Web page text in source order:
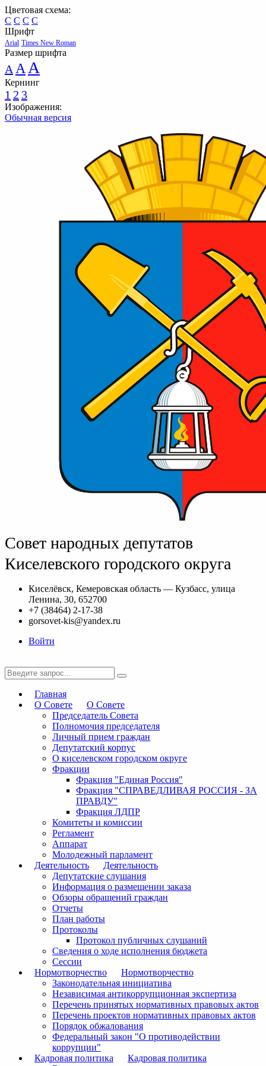
Цветовая схема:
C C C C
Шрифт
Arial Times New Roman
Размер шрифта
A A A
Кернинг
1 2 3
Изображения:
Обычная версия
Совет народных депутатов
Киселевского городского округа
Киселёвск, Кемеровская область — Кузбасс, улица
Ленина, 30, 652700
+7 (38464) 2-17-38
gorsovet-kis@yandex.ru
Войти
Главная
О Совете
О Совете
Председатель Совета
Полномочия председателя
Личный прием граждан
Депутатский корпус
О киселевском городском округе
Фракции
Фракция "Единая Россия"
Фракция "СПРАВЕДЛИВАЯ РОССИЯ - ЗА
ПРАВДУ"
Фракция ЛДПР
Комитеты и комиссии
Регламент
Аппарат
Молодежный парламент
Деятельность
Деятельность
Депутатские слушания
Информация о размещении заказа
Обзоры обращений граждан
Отчеты
План работы
Протоколы
Протокол публичных слушаний
Сведения о ходе исполнения бюджета
Сессии
Нормотворчество
Нормотворчество
Законодательная инициатива
Независимая антикоррупционная экспертиза
Перечень принятых нормативных правовых актов
Перечень проектов нормативных правовых актов
Порядок обжалования
Федеральный закон "О противодействии
коррупции"
Кадровая политика
Кадровая политика